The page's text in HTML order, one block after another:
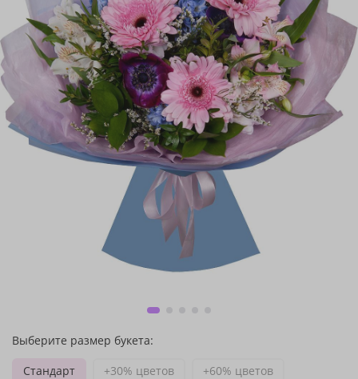
Выберите размер букета:
Стандарт
+30% цветов +60% цветов